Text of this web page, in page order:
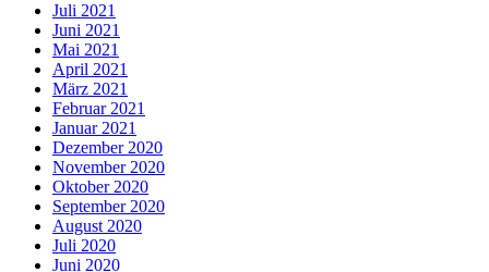
Juli 2021
Juni 2021
Mai 2021
April 2021
März 2021
Februar 2021
Januar 2021
Dezember 2020
November 2020
Oktober 2020
September 2020
August 2020
Juli 2020
Juni 2020